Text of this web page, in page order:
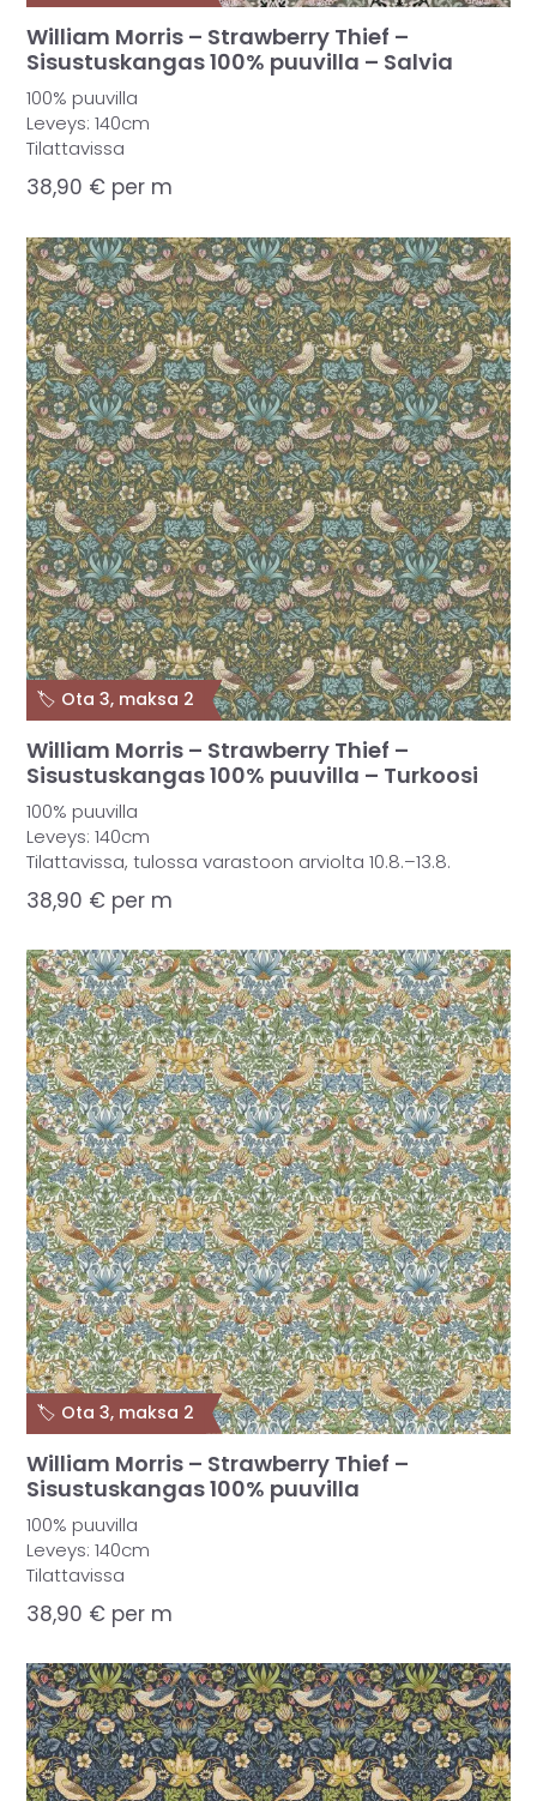
William Morris – Strawberry Thief –
Sisustuskangas 100% puuvilla – Salvia
100% puuvilla
Leveys: 140cm
Tilattavissa
38,90 € per m
William Morris – Strawberry Thief –
Sisustuskangas 100% puuvilla – Turkoosi
100% puuvilla
Leveys: 140cm
Tilattavissa, tulossa varastoon arviolta 10.8.–13.8.
38,90 € per m
🏷️ Ota 3, maksa 2
William Morris – Strawberry Thief –
Sisustuskangas 100% puuvilla
100% puuvilla
Leveys: 140cm
Tilattavissa
38,90 € per m
🏷️ Ota 3, maksa 2